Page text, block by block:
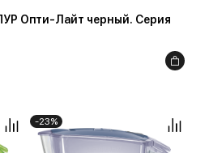
Опти-Лайт черный. Серия
-23%